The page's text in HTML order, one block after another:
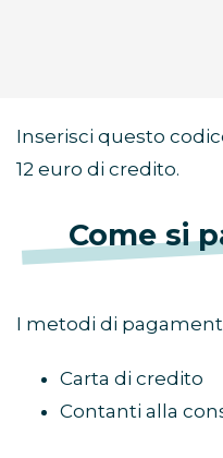
Inserisci questo
12 euro di credito.
Come si
I metodi di
Carta di credito
Contanti alla